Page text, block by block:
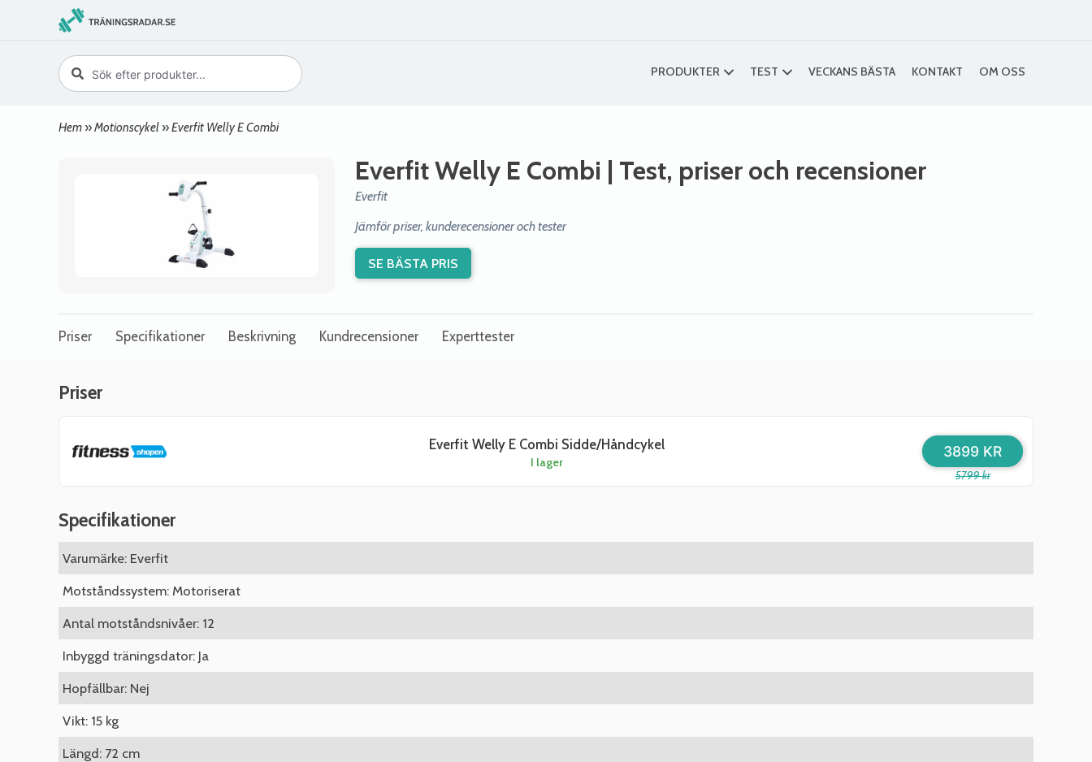
PRODUKTER TEST VECKANS BÄSTA KONTAKT OM OSS
Hem »Motionscykel »Everfit Welly E Combi
Everfit Welly E Combi | Test, priser och recensioner
Everfit
Jämför priser, kunderecensioner och tester
SE BÄSTA PRIS
Priser Specifikationer Beskrivning Kundrecensioner Experttester
Priser
Everfit Welly E Combi Sidde/Håndcykel
I lager
5799 kr
3899 KR
Specifikationer
Varumärke: Everfit
Motståndssystem: Motoriserat
Antal motståndsnivåer: 12
Inbyggd träningsdator: Ja
Hopfällbar: Nej
Vikt: 15 kg
Längd: 72 cm